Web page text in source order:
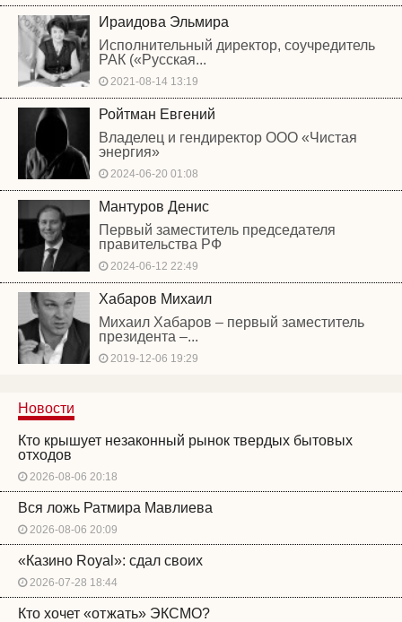
Ираидова Эльмира
Исполнительный директор, соучредитель
РАК («Русская...
2021-08-14 13:19
Ройтман Евгений
Владелец и гендиректор ООО «Чистая
энергия»
2024-06-20 01:08
Мантуров Денис
Первый заместитель председателя
правительства РФ
2024-06-12 22:49
Хабаров Михаил
Михаил Хабаров – первый заместитель
президента –...
2019-12-06 19:29
Новости
Кто крышует незаконный рынок твердых бытовых
отходов
2026-08-06 20:18
Вся ложь Ратмира Мавлиева
2026-08-06 20:09
«Казино Royal»: сдал своих
2026-07-28 18:44
Кто хочет «отжать» ЭКСМО?